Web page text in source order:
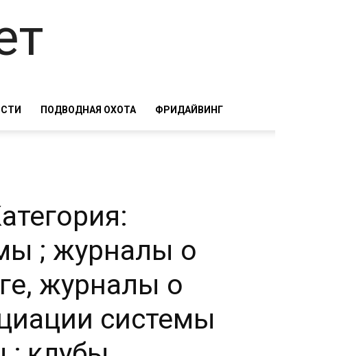
ПОДВОДНАЯ ОХОТА ФРИДАЙВИНГ
; журналы о
журналы о
системы